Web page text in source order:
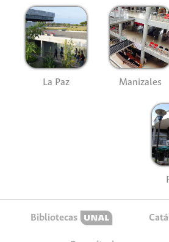
La Paz Manizales
Bibliotecas